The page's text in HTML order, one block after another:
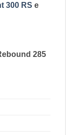
300 RS e
285